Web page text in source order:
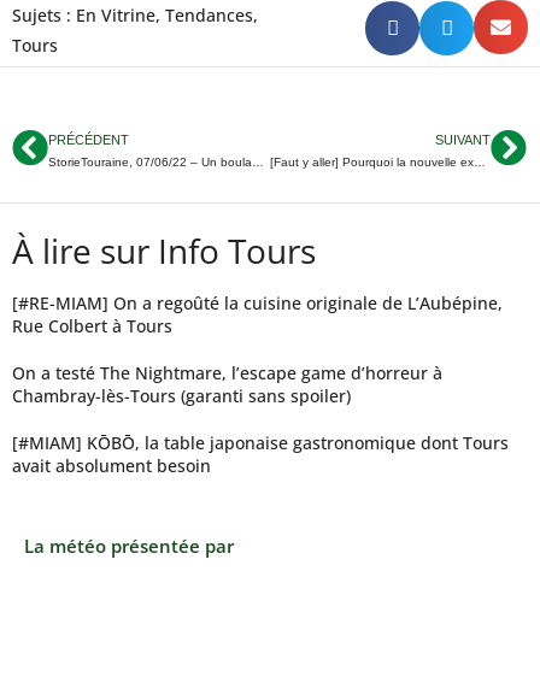
Sujets : En Vitrine, Tendances,
Tours
PRÉCÉDENT SUIVANT
[Faut y aller] Pourquoi la nouvelle expo de l’Hôtel Goüin de Tours est indispensable
À lire sur Info Tours
[#RE-MIAM] On a regoûté la cuisine originale de L’Aubépine,
Rue Colbert à Tours
On a testé The Nightmare, l’escape game d’horreur à
Chambray-lès-Tours (garanti sans spoiler)
[#MIAM] KŌBŌ, la table japonaise gastronomique dont Tours
avait absolument besoin
La météo présentée par